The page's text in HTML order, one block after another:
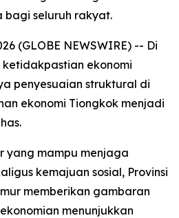
bagi seluruh rakyat.
(GLOBE NEWSWIRE) -- Di
ekonomi
penyesuaian struktural di
ekonomi Tiongkok menjadi
yang mampu menjaga
kemajuan sosial, Provinsi
memberikan gambaran
menunjukkan